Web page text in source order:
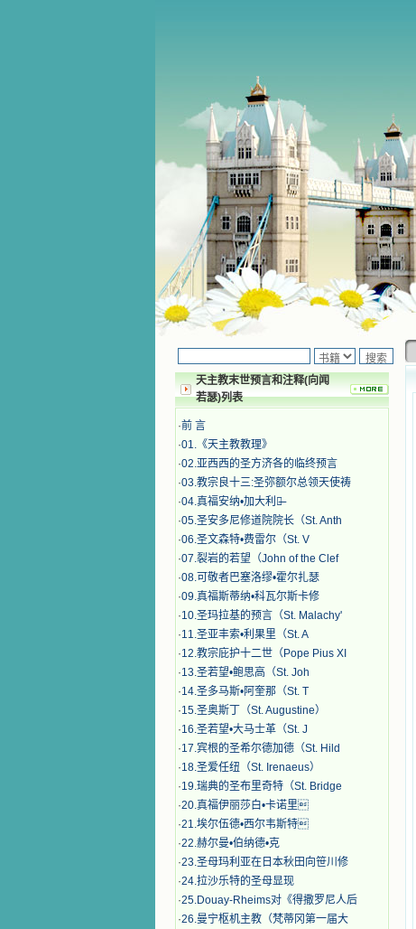
天主教末世预言和注释(向闻
若瑟)列表
·前 言
·01.《天主教教理》
·02.亚西西的圣方济各的临终预言
·03.教宗良十三:圣弥额尔总领天使祷
·04.真福安纳•加大利纳̶
·05.圣安多尼修道院院长（St. Anth
·06.圣文森特•费雷尔（St. V
·07.裂岩的若望（John of the Clef
·08.可敬者巴塞洛缪•霍尔扎瑟
·09.真福斯蒂纳•科瓦尔斯卡修
·10.圣玛拉基的预言（St. Malachy'
·11.圣亚丰索•利果里（St. A
·12.教宗庇护十二世（Pope Pius XI
·13.圣若望•鲍思高（St. Joh
·14.圣多马斯•阿奎那（St. T
·15.圣奥斯丁（St. Augustine）
·16.圣若望•大马士革（St. J
·17.宾根的圣希尔德加德（St. Hild
·18.圣爱任纽（St. Irenaeus）
·19.瑞典的圣布里奇特（St. Bridge
·20.真福伊丽莎白•卡诺里
·21.埃尔伍德•西尔韦斯特
·22.赫尔曼•伯纳德•克
·23.圣母玛利亚在日本秋田向笹川修
·24.拉沙乐特的圣母显现
·25.Douay-Rheims对《得撒罗尼人后
·26.曼宁枢机主教（梵蒂冈第一届大